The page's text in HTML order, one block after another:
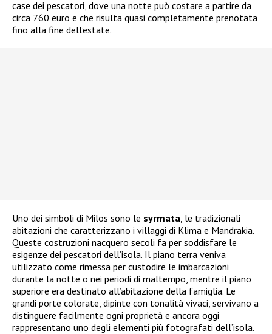
case dei pescatori, dove una notte può costare a partire da
circa 760 euro e che risulta quasi completamente prenotata
fino alla fine dell’estate.
Uno dei simboli di Milos sono le syrmata , le tradizionali
abitazioni che caratterizzano i villaggi di Klima e Mandrakia.
Queste costruzioni nacquero secoli fa per soddisfare le
esigenze dei pescatori dell’isola. Il piano terra veniva
utilizzato come rimessa per custodire le imbarcazioni
durante la notte o nei periodi di maltempo, mentre il piano
superiore era destinato all’abitazione della famiglia. Le
grandi porte colorate, dipinte con tonalità vivaci, servivano a
distinguere facilmente ogni proprietà e ancora oggi
rappresentano uno degli elementi più fotografati dell’isola.